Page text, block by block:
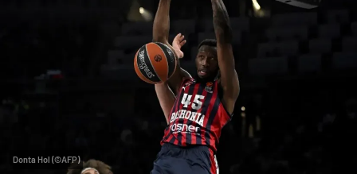
Donta Hol (©AFP)